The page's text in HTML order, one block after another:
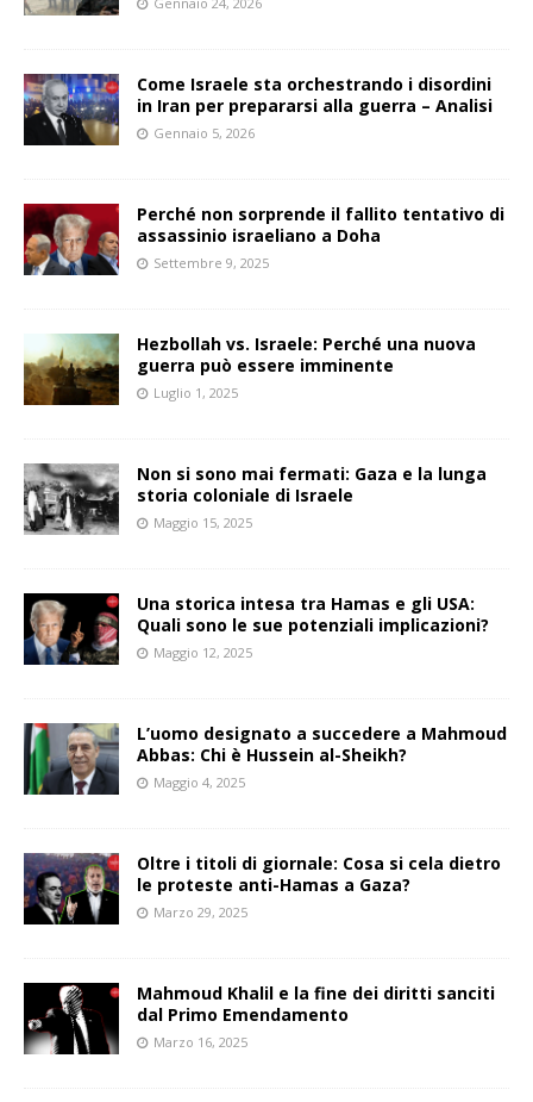
Come Israele sta orchestrando i disordini
in Iran per prepararsi alla guerra – Analisi
Gennaio 5, 2026
Perché non sorprende il fallito tentativo di
assassinio israeliano a Doha
Settembre 9, 2025
Hezbollah vs. Israele: Perché una nuova
guerra può essere imminente
Luglio 1, 2025
Non si sono mai fermati: Gaza e la lunga
storia coloniale di Israele
Maggio 15, 2025
Una storica intesa tra Hamas e gli USA:
Quali sono le sue potenziali implicazioni?
Maggio 12, 2025
L’uomo designato a succedere a Mahmoud
Abbas: Chi è Hussein al-Sheikh?
Maggio 4, 2025
Oltre i titoli di giornale: Cosa si cela dietro
le proteste anti-Hamas a Gaza?
Marzo 29, 2025
Mahmoud Khalil e la fine dei diritti sanciti
dal Primo Emendamento
Marzo 16, 2025